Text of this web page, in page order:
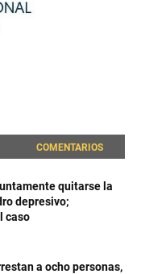
COMENTARIOS
quitarse la
depresivo;
caso
a ocho personas,